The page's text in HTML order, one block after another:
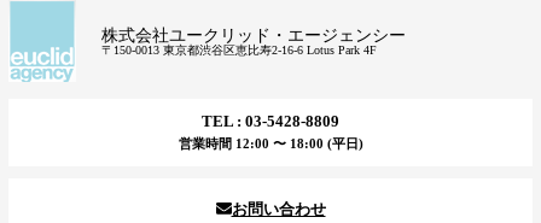
株式会社ユークリッド・エージェンシー
〒150-0013 東京都渋谷区恵比寿2-16-6 Lotus Park 4F
TEL : 03-5428-8809
営業時間 12:00 〜 18:00 (平日)
お問い合わせ